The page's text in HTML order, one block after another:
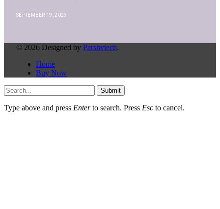
SEPTEMBER 19, 2023
© 2026 Designed by Parshvtech.
Home
Buy Now
Submit
Type above and press Enterto search. Press Esc to cancel.